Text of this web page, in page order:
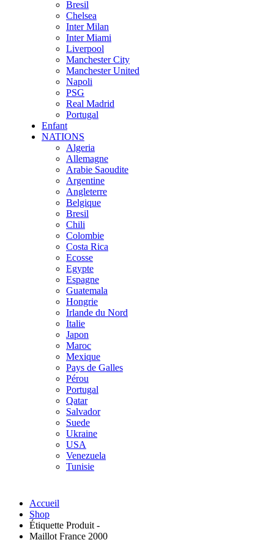
Bresil
Chelsea
Inter Milan
Inter Miami
Liverpool
Manchester City
Manchester United
Napoli
PSG
Real Madrid
Portugal
Enfant
NATIONS
Algeria
Allemagne
Arabie Saoudite
Argentine
Angleterre
Belgique
Bresil
Chili
Colombie
Costa Rica
Ecosse
Egypte
Espagne
Guatemala
Hongrie
Irlande du Nord
Italie
Japon
Maroc
Mexique
Pays de Galles
Pérou
Portugal
Qatar
Salvador
Suede
Ukraine
USA
Venezuela
Tunisie
Accueil
Shop
Étiquette Produit -
Maillot France 2000